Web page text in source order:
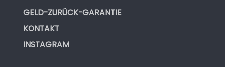
GELD-ZURÜCK-GARANTIE
KONTAKT
INSTAGRAM